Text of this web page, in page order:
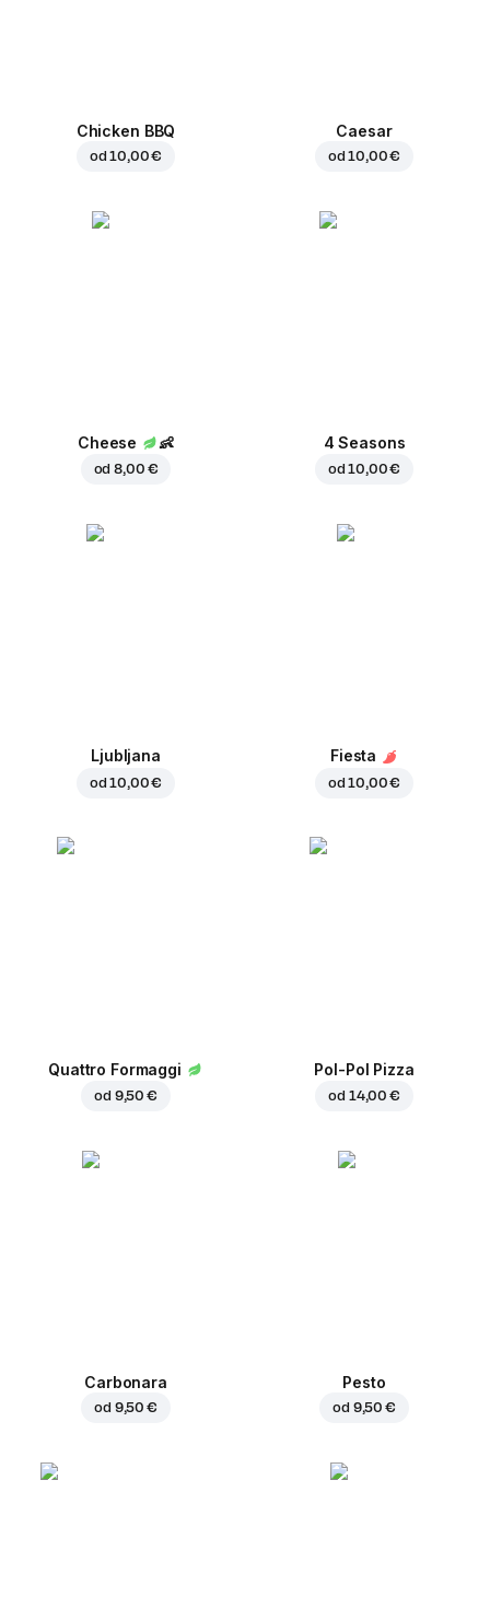
Chicken BBQ
od10,00 €
Caesar
od10,00 €
Cheese 👶
od8,00 €
4 Seasons
od10,00 €
Ljubljana
od10,00 €
Fiesta
od10,00 €
Quattro Formaggi
od 9,50 €
Pol-Pol Pizza
od 14,00 €
Carbonara
od 9,50 €
Pesto
od 9,50 €